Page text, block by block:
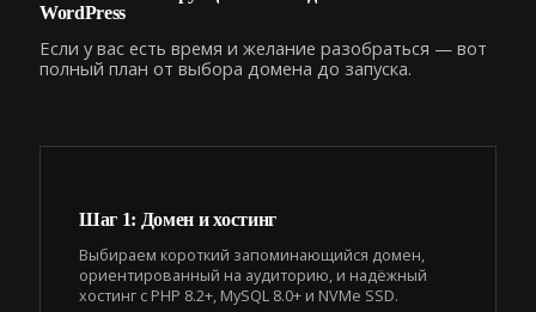
WordPress
Если у вас есть время и желание разобраться — вот
полный план от выбора домена до запуска.
Шаг 1: Домен и хостинг
Выбираем короткий запоминающийся домен,
ориентированный на аудиторию, и надёжный
хостинг с PHP 8.2+, MySQL 8.0+ и NVMe SSD.